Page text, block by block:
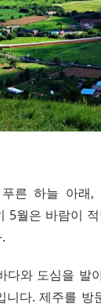
른 하늘 아래,
5월은 바람이
다와 도심을 발
니다. 제주를